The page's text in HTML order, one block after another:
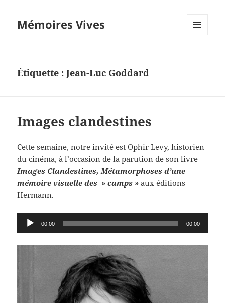
Mémoires Vives
Étiquette :Jean-Luc Goddard
Images clandestines
Cette semaine, notre invité est Ophir Levy, historien
du cinéma, à l’occasion de la parution de son livre
Images Clandestines, Métamorphoses d’une
mémoire visuelle des » camps » aux éditions
Hermann.
Lecteur
audio
00:00 00:00